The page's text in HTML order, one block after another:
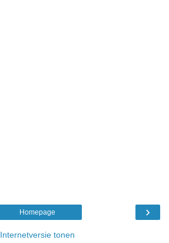
›
Homepage
Internetversie tonen